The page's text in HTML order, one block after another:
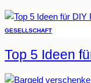
GESELLSCHAFT
Top 5 Ideen